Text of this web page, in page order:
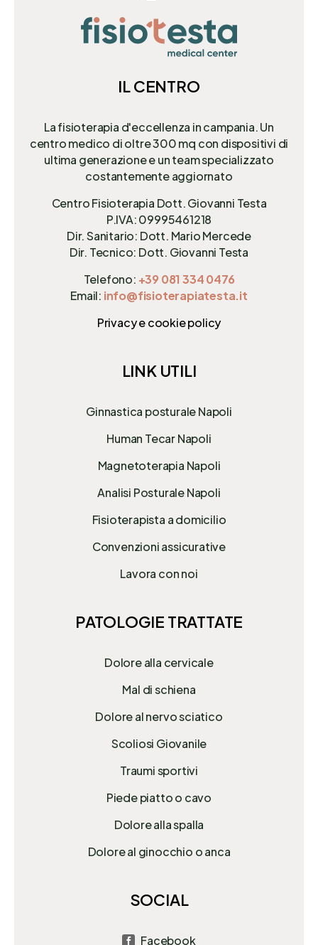
IL CENTRO
La fisioterapia d'eccellenza in campania. Un
centro medico di oltre 300 mq con dispositivi di
ultima generazione e un team specializzato
costantemente aggiornato
Centro Fisioterapia Dott. Giovanni Testa
P.IVA: 09995461218
Dir. Sanitario: Dott. Mario Mercede
Dir. Tecnico: Dott. Giovanni Testa
Telefono: +39 081 334 0476
Email: info@fisioterapiatesta.it
Privacy e cookie policy
LINK UTILI
Ginnastica posturale Napoli
Human Tecar Napoli
Magnetoterapia Napoli
Analisi Posturale Napoli
Fisioterapista a domicilio
Convenzioni assicurative
Lavora con noi
PATOLOGIE TRATTATE
Dolore alla cervicale
Mal di schiena
Dolore al nervo sciatico
Scoliosi Giovanile
Traumi sportivi
Piede piatto o cavo
Dolore alla spalla
Dolore al ginocchio o anca
SOCIAL
 Facebook